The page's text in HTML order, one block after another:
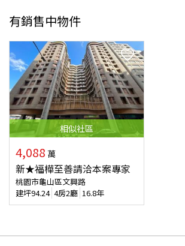
有銷售中物件
相似社區
4,088 萬
新★福樺至善請洽本案專家
桃園市龜山區文興路
建坪94.24 4房2廳 16.8年